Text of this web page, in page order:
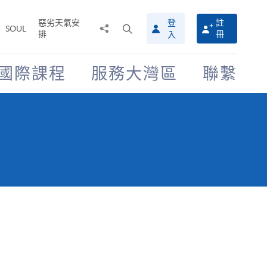
SOUL
惡劣天氣安
排
搜
尋
介
面
登
入
註
冊
際課程 服務大灣區 聯繫